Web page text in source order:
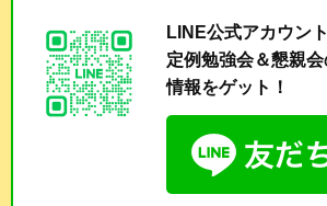
LINE公式アカウン
定例勉強会＆懇親会
情報をゲット！